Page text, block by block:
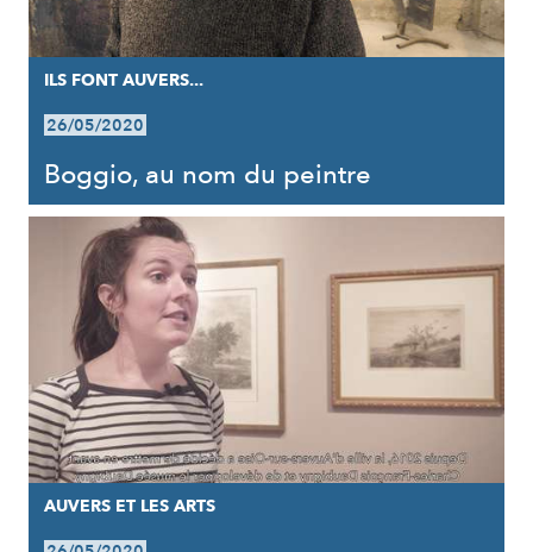
ILS FONT AUVERS...
26/05/2020
Boggio, au nom du peintre
AUVERS ET LES ARTS